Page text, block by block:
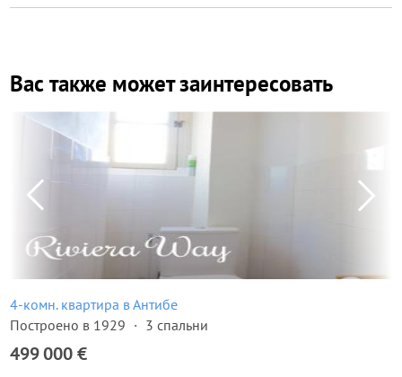
Вас также может заинтересовать
4-комн. квартира в Антибе
Построено в 1929
3 спальни
499 000 €